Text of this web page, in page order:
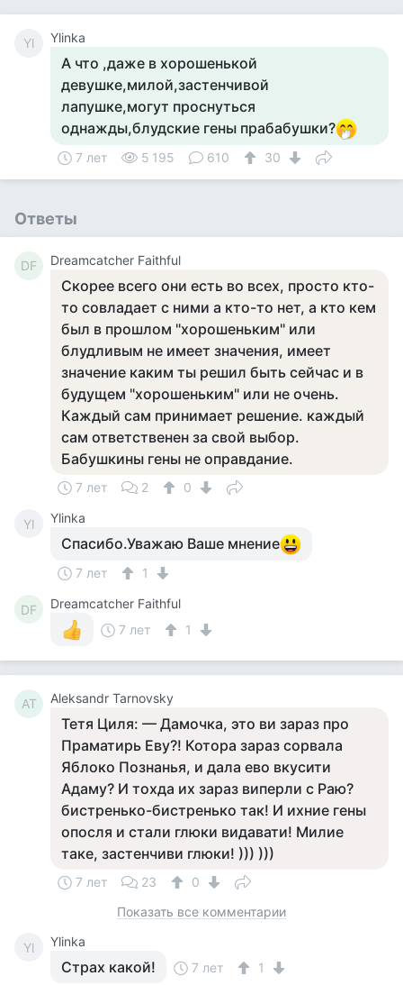
Yl Ylinka
А что ,даже в хорошенькой
девушке,милой,застенчивой
лапушке,могут проснуться
однажды,блудские гены прабабушки?
7 лет 5 195 610 30
Ответы
DF Dreamcatcher Faithful
Скорее всего они есть во всех, просто кто-
то совладает с ними а кто-то нет, а кто кем
был в прошлом "хорошеньким" или
блудливым не имеет значения, имеет
значение каким ты решил быть сейчас и в
будущем "хорошеньким" или не очень.
Каждый сам принимает решение. каждый
сам ответственен за свой выбор.
Бабушкины гены не оправдание.
7 лет 2 0
Yl Ylinka
Спасибо.Уважаю Ваше мнение
7 лет 1
DF
Dreamcatcher Faithful
7 лет
1
AT Aleksandr Tarnovsky
Тетя Циля: — Дамочка, это ви зараз про
Праматирь Еву?! Котора зараз сорвала
Яблоко Познанья, и дала ево вкусити
Адаму? И тохда их зараз виперли с Раю?
бистренько-бистренько так! И ихние гены
опосля и стали глюки видавати! Милие
таке, застенчиви глюки! ))) )))
7 лет 23
0
Показать все комментарии
Yl Ylinka
Страх какой! 7 лет 1